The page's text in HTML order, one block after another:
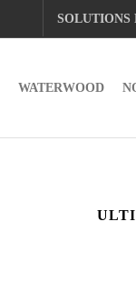
SOLUTIONS
WATERWOOD